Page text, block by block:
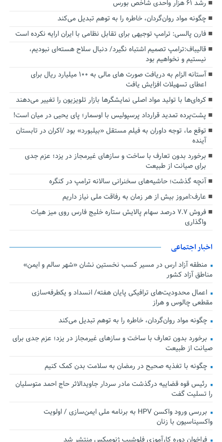
رشد ۶۱ هزار واحدی شاخص بورس
چگونه مواد روان‌گردان، خاطره را به توهم تبدیل می‌کند
فارن پالسی: ترامپ توجیهی برای تقابل نظامی با ایران ارایه نکرده است
قالیباف:ترامپ تصمیم اشتباه نگیرد/ دنبال سلاح هسته‌ای نبودیم،
نیستیم و نخواهیم بود
آستانه الزام به دریافت صورت های مالی به ۱۰۰ میلیارد ریال برای
اعطای تسهیلات افزایش یافت
کره‌ای‌ها با تولید مواد اصلی نمایشگرها بازار تلویزیون را تغییر می‌دهند
پشت‌پرده تمدید قرارداد پرسپولیس با اوسمار؛ پای یحیی در میان است!
توقع ما، توجه داوران به فیلم مستقل «بیلبورد» بود /اکران در تابستان
آینده
برخورد بدون تعارف با ساخت‌ و سازهای غیرمجاز در یزد؛ عزم جدی
برای صیانت از طبیعت
آنچه گذشت؛ حاشیه‌های سخنرانی سالانه ترامپ در کنگره
عارف:امروز بیش از هر زمان به رفاقت ملی نیاز داریم
فروش ۷.۷ درصد سهام پالایش ستاره خلیج فارس روی میز هیات
واگذاری
اخبار اجتماعی
منطقه آزاد ارس در مسیر کسب نخستین نشان «شهر سالم و ایمن»
مناطق آزاد کشور
اعمال محدودیت‌های ترافیکی پایان هفته/ انسداد و یکطرفه‌سازی
مقطعی چالوس و هراز
چگونه مواد روان‌گردان، خاطره را به توهم تبدیل می‌کند
برخورد بدون تعارف با ساخت‌ و سازهای غیرمجاز در یزد؛ عزم جدی برای
صیانت از طبیعت
چگونه با تغذیه صحیح در رمضان به سلامت بدن کمک کنیم
رئیس قوه قضاییه درگذشت مادر سردار جاویدالاثر حاج احمد متوسلیان
را تسلیت گفت
بررسی ورود واکسن HPV به برنامه ملی ایمن‌سازی / اولویت
واکسیناسیون با زنان
فراخوان دوره کارآموزی فلوشیپ ژنومیکس منتشر شد